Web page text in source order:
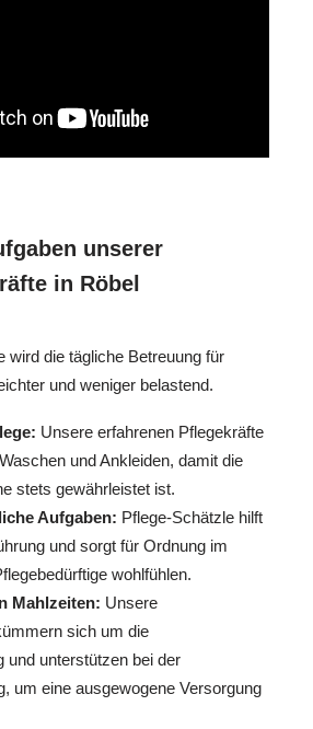
unserer
in Röbel
wird die tägliche Betreuung für
und weniger belastend.
Unsere erfahrenen Pflegekräfte
und Ankleiden, damit die
stets gewährleistet ist.
Aufgaben: Pflege-Schätzle hilft
und sorgt für Ordnung im
wohlfühlen.
Mahlzeiten: Unsere
sich um die
und unterstützen bei der
um eine ausgewogene Versorgung